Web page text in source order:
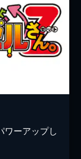
ワーアップし